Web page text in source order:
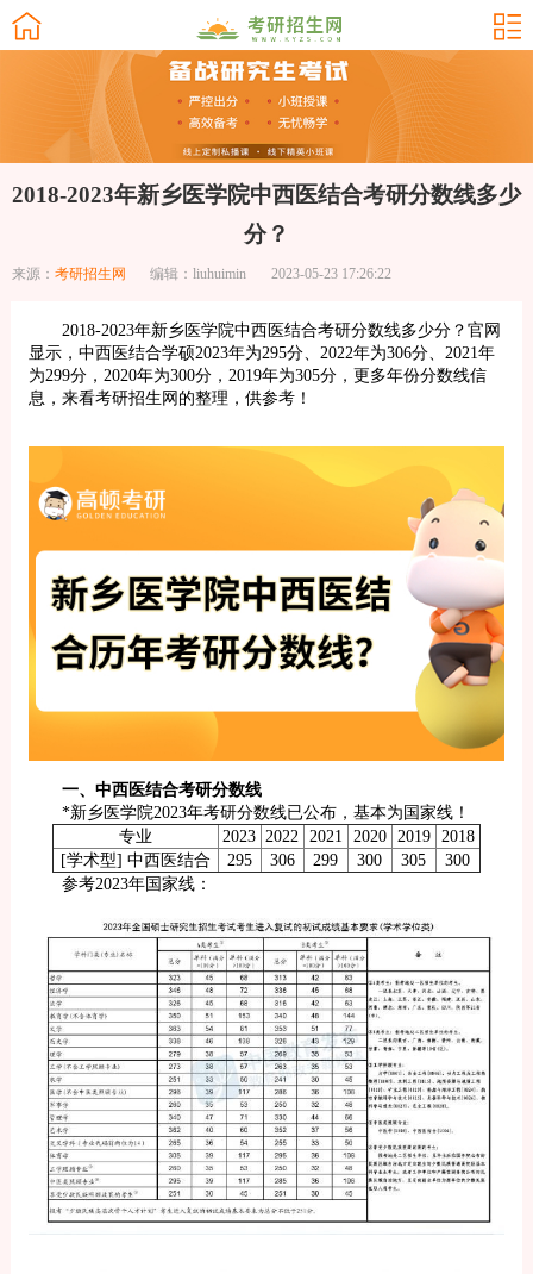
2018-2023年新乡医学院中西医结合考研分数线多少
分？
来源： 考研招生网 编辑：liuhuimin 2023-05-23 17:26:22
2018-2023年新乡医学院中西医结合考研分数线多少分？官网
显示，中西医结合学硕2023年为295分、2022年为306分、2021年
为299分，2020年为300分，2019年为305分，更多年份分数线信
息，来看考研招生网的整理，供参考！
一、中西医结合考研分数线
*新乡医学院2023年考研分数线已公布，基本为国家线！
专业
2023 2022 2021 2020 2019
2018
[学术型] 中西医结合
295 306 299 300 305
300
参考2023年国家线：